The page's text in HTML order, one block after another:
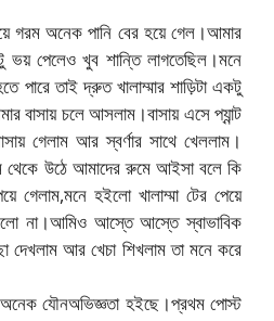
গরম অনেক পানি বের হয়ে গেল।আমার
ভয় পেলেও খুব শান্তি লাগতেছিল।মনে
পারে তাই দ্রুত খালাম্মার শাড়িটা একটু
বাসায় চলে আসলাম।বাসায় এসে প্যান্ট
গেলাম আর স্বর্ণার সাথে খেললাম।
থেকে উঠে আমাদের রুমে আইসা বলে কি
হইলো খালাম্মা টের পেয়ে
না।আমিও আস্তে আস্তে স্বাভাবিক
দেখলাম আর খেচা শিখলাম তা মনে করে
অনেক যৌনঅভিজ্ঞতা হইছে।প্রথম পোস্ট